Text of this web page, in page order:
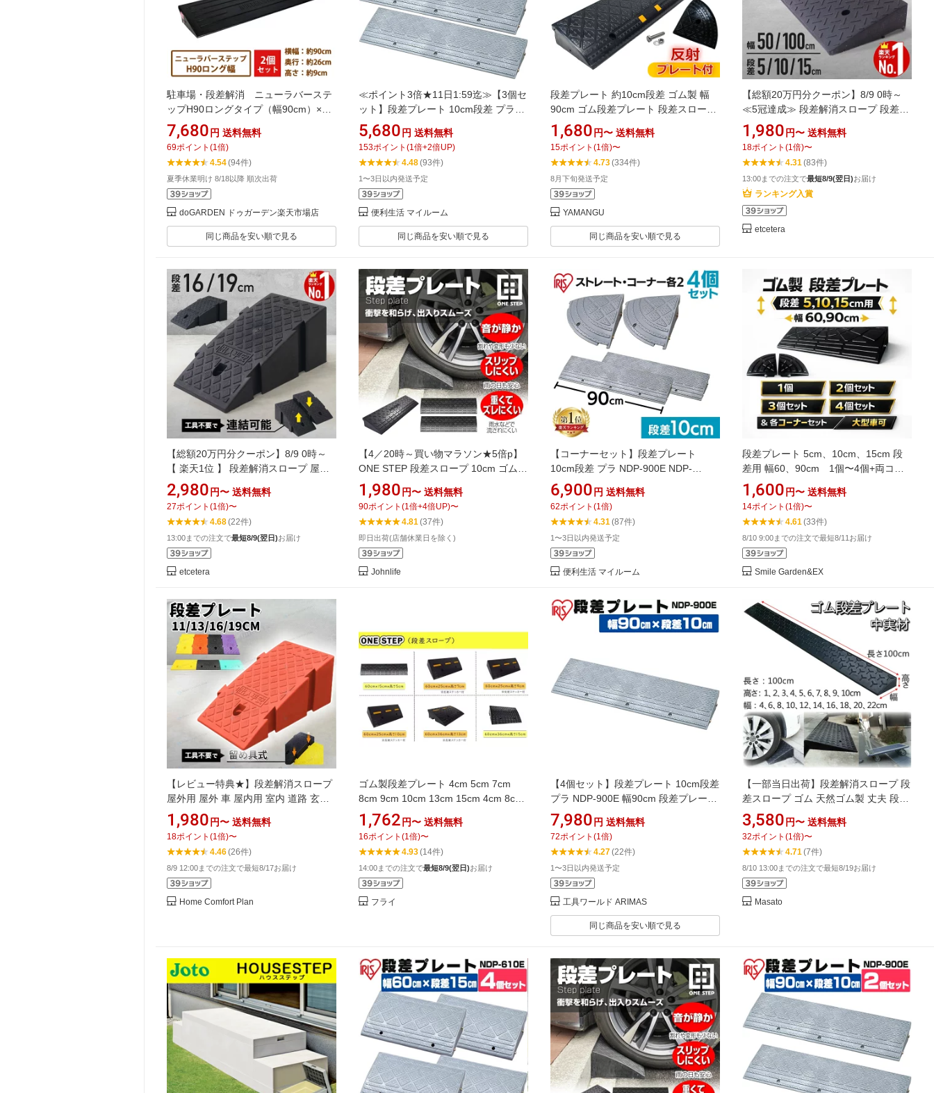
駐車場・段差解消 ニューラバーステ
ップH90ロングタイプ（幅90cm）×2
枚組【送料無料】[段差プレート/スロ
ープ/歩道上がり/ゴム/9cm/段差スロー
プ]
7,680 円 送料無料
69ポイント (1倍)
4.54(94件)
夏季休業明け 8/18以降 順次出荷
doGARDEN ドゥガーデン楽天市場店
同じ商品を安い順で見る
≪ポイント3倍★11日1:59迄≫【3個セ
ット】段差プレート 10cm段差 プラ
NDP-900E 幅90cm 段差プレート 段差
スロープ スロープ 駐車場 段差解消 車
車庫 玄関 玄関前 庭 つまづき防止 転倒
防止 バイク 自転車 バリアフリー ガレ
ージ 屋外用 アイリスオーヤマ
5,680 円 送料無料
153ポイント (1倍+2倍UP)
4.48(93件)
1〜3日以内発送予定
便利生活 マイルーム
同じ商品を安い順で見る
段差プレート 約10cm段差 ゴム製 幅
90cm ゴム段差プレート 段差スロープ
スロープ 駐車場 段差解消 車 車庫 玄関
玄関前 庭 つまづき防止 転倒防止 バイ
ク 自転車 車いすの乗り上げ バリアフ
リー ガレージ 屋外用
1,680 円〜 送料無料
15ポイント (1倍)〜
4.73(334件)
8月下旬発送予定
YAMANGU
同じ商品を安い順で見る
【総額20万円分クーポン】8/9 0時～
≪5冠達成≫ 段差解消スロープ 段差プ
レート 5cm 10cm 15cm 幅 50cm
100cm 段差 解消 スロープ ゴム 屋外
用 段差解消 屋外用 車 プレート ステッ
プ 駐車場 自動車 駐輪場 自転車 車庫
玄関 車椅子 駐車 道端 石 傾斜 車両安
全 ゴム製弾力
1,980 円〜 送料無料
18ポイント (1倍)〜
4.31(83件)
13:00までの注文で最短8/9(翌日)お届け
ランキング入賞
etcetera
【総額20万円分クーポン】8/9 0時～
【 楽天1位 】 段差解消スロープ 屋外
用 屋外 段差スロープ 車 屋内用 室内
道路 玄関 段差 解消 スロープ 高さ 段
差プレート 段差解消ステップ ステッ
プ ゴム 駐車場 駐輪場 ガレージ 15cm
16cm 20cm 15 16 19 20 cm cmセンチ
固定可能
2,980 円〜 送料無料
27ポイント (1倍)〜
4.68(22件)
13:00までの注文で最短8/9(翌日)お届け
etcetera
【4／20時～買い物マラソン★5倍p】
ONE STEP 段差スロープ 10cm ゴム
段差解消スロープ 段差プレート10cm
幅90cm 三角巾 ゴム製 車 バイク 駐車
場 階段 10センチ 自転車 スロープ 屋
外 滑り止め ゴムマット ガレージ 横連
結用のボルト付き
1,980 円〜 送料無料
90ポイント (1倍+4倍UP)〜
4.81(37件)
即日出荷(店舗休業日を除く)
Johnlife
【コーナーセット】段差プレート
10cm段差 プラ NDP-900E NDP-
270CE 幅90cm コーナータイプ 段差ス
ロープ スロープ つまづき防止 転倒防
止 バイク 自転車 バリアフリー アイリ
スオーヤマ
6,900 円 送料無料
62ポイント (1倍)
4.31(87件)
1〜3日以内発送予定
便利生活 マイルーム
段差プレート 5cm、10cm、15cm 段
差用 幅60、90cm 1個〜4個+両コー
ナーセット ゴム製 段差解消スロープ
屋外用 大型車可 「DANSAのぼるく
ん」 駐車場・車庫 ・車椅子・介護・
玄関・駐輪場・階段・車いす・台車・
工場
1,600 円〜 送料無料
14ポイント (1倍)〜
4.61(33件)
8/10 9:00までの注文で最短8/11お届け
Smile Garden&EX
【レビュー特典★】段差解消スロープ
屋外用 屋外 車 屋内用 室内 道路 玄関
段差 解消 スロープ 高 さ 段差スロープ
段差プレート 段差解消ステップ ステ
ップ オーダー 15cm 16cm 20cm 15
16 19 20 cm
1,980 円〜 送料無料
18ポイント (1倍)〜
4.46(26件)
8/9 12:00までの注文で最短8/17お届け
Home Comfort Plan
ゴム製段差プレート 4cm 5cm 7cm
8cm 9cm 10cm 13cm 15cm 4cm 8cm
スロープ 駐車場 段差解消 スロープ 幅
60cm 幅90cm 屋外用 滑り止め ゴムマ
ット 複数台を連結可能
1,762 円〜 送料無料
16ポイント (1倍)〜
4.93(14件)
14:00までの注文で最短8/9(翌日)お届け
フライ
【4個セット】段差プレート 10cm段差
プラ NDP-900E 幅90cm 段差プレート
段差スロープ スロープ 駐車場 段差解
消 車 車庫 玄関 玄関前 庭 つまづき防
止 転倒防止 バイク 自転車 スクーター
ガレージ 屋外用 アイリスオーヤマ
7,980 円 送料無料
72ポイント (1倍)
4.27(22件)
1〜3日以内発送予定
工具ワールド ARIMAS
同じ商品を安い順で見る
【一部当日出荷】段差解消スロープ 段
差スロープ ゴム 天然ゴム製 丈夫 段差
プレート 転倒防止 ハイステップコー
ナー 車椅子 高さ1cm 2cm 3cm 4cm
5cm 6cm 7cm 8cm 9cm 10cm 中実材
3,580 円〜 送料無料
32ポイント (1倍)〜
4.71(7件)
8/10 13:00までの注文で最短8/19お届け
Masato